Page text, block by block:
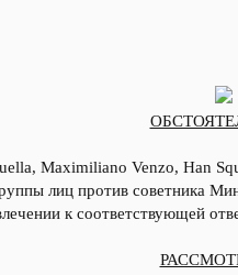
Maximiliano Venzo, Han
лиц против советника
к соответствующей